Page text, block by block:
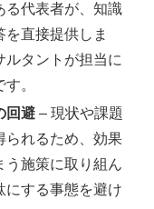
る代表者が、知識
直接提供しま
ルタントが担当に
。
回避 – 現状や課題
られるため、効果
う施策に取り組ん
にする事態を避け